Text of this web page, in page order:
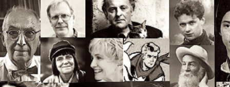
Skip
to
content